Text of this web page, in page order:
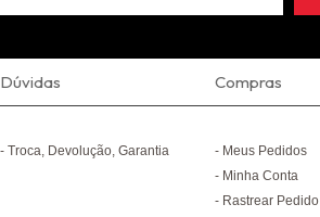
Dúvidas
Troca, Devolução, Garantia
Compras
Meus Pedidos
Minha Conta
Rastrear Pedido